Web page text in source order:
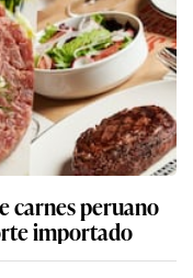
carnes peruano
importado